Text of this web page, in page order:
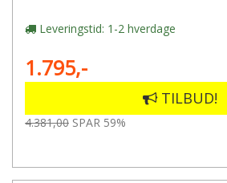
Leveringstid: 1-2 hverdage
1.795,-
TILBUD!
4.381,00 SPAR 59%